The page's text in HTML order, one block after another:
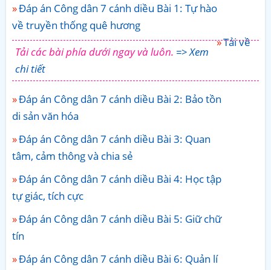
Đáp án Công dân 7 cánh diều Bài 1: Tự hào
về truyền thống quê hương
Tải về
Tải các bài phía dưới ngay và luôn. => Xem
chi tiết
Đáp án Công dân 7 cánh diều Bài 2: Bảo tồn
di sản văn hóa
Đáp án Công dân 7 cánh diều Bài 3: Quan
tâm, cảm thông và chia sẻ
Đáp án Công dân 7 cánh diều Bài 4: Học tập
tự giác, tích cực
Đáp án Công dân 7 cánh diều Bài 5: Giữ chữ
tín
Đáp án Công dân 7 cánh diều Bài 6: Quản lí